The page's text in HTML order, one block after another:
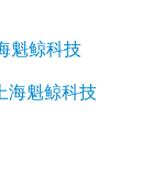
魁鲸科技
海魁鲸科技